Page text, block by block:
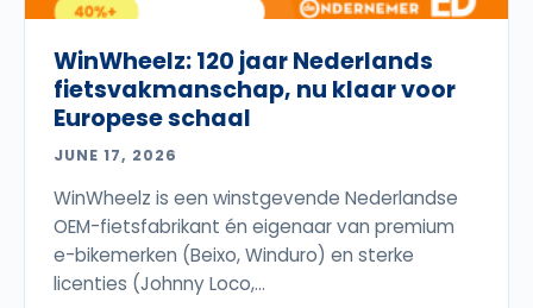
WinWheelz: 120 jaar Nederlands
fietsvakmanschap, nu klaar voor
Europese schaal
JUNE 17, 2026
WinWheelz is een winstgevende Nederlandse
OEM-fietsfabrikant én eigenaar van premium
e-bikemerken (Beixo, Winduro) en sterke
licenties (Johnny Loco,...